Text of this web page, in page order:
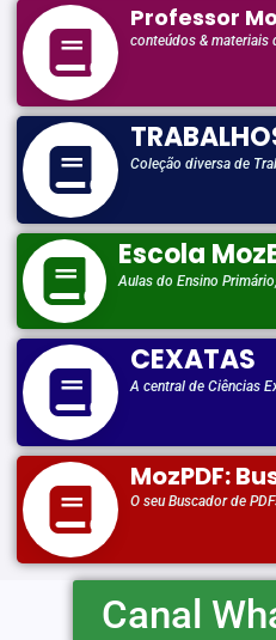
Professor
conteúdos & materiais
Coleção diversa de
Escola
Aulas do Ensino
CEXATAS
A central de Ciências
MozPDF:
O seu Buscador de
Canal